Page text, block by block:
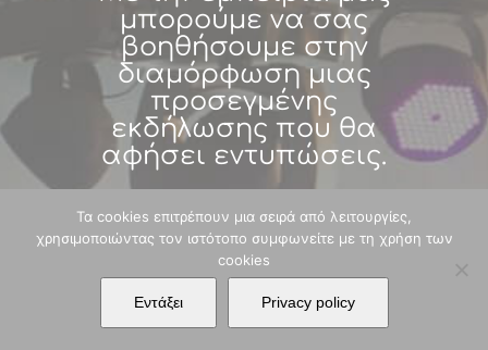
μπορούμε να σας
βοηθήσουμε στην
διαμόρφωση μιας
προσεγμένης
εκδήλωσης που θα
αφήσει εντυπώσεις.
Δημιουργούμε την
ατμόσφαιρα που
ταιριάζει στο event
σας
Τα cookies επιτρέπουν μια σειρά από λειτουργίες,
χρησιμοποιώντας τον ιστότοπο συμφωνείτε με τη χρήση των
cookies
Εντάξει Privacy policy